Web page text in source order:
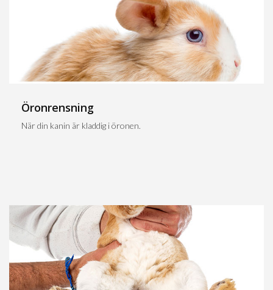
Öronrensning
När din kanin är kladdig i öronen.